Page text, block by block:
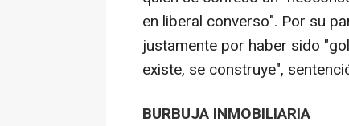
en liberal converso". Por su
justamente por haber sido
existe, se construye",
BURBUJA INMOBILIARIA